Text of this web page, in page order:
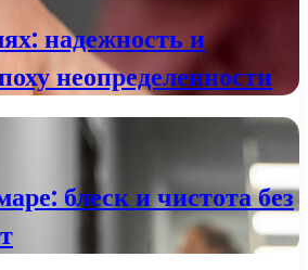
надежность и
неопределенности
блеск и чистота без